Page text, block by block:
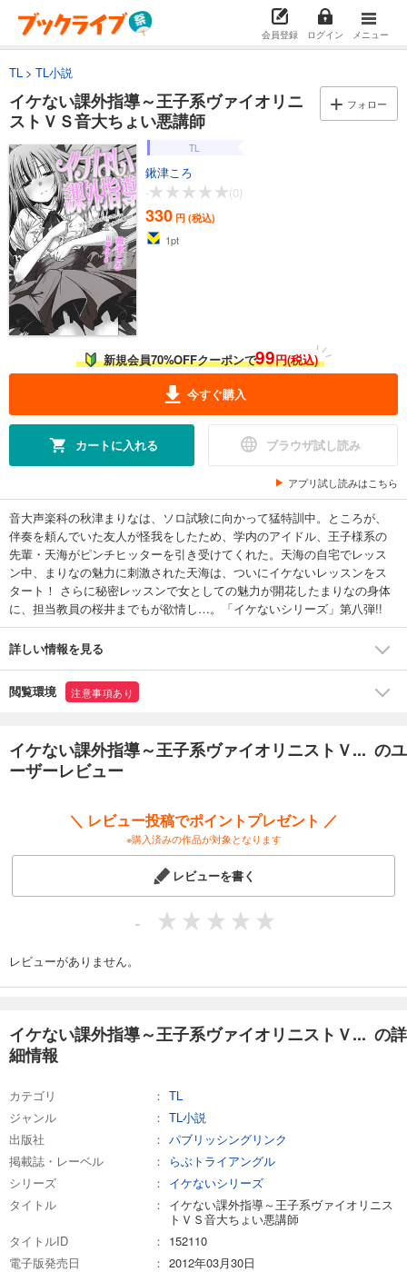
会員登録 ログイン メニュー
TL TL小説
イケない課外指導～王子系ヴァイオリニ
ストＶＳ音大ちょい悪講師
フォロー
TL
鍬津ころ
-
(0)
330 円 (税込)
1pt
新規会員70%OFFクーポンで99円(税込)
今すぐ購入
カートに入れる ブラウザ試し読み
アプリ試し読みはこちら
音大声楽科の秋津まりなは、ソロ試験に向かって猛特訓中。ところが、
伴奏を頼んでいた友人が怪我をしたため、学内のアイドル、王子様系の
先輩・天海がピンチヒッターを引き受けてくれた。天海の自宅でレッス
ン中、まりなの魅力に刺激された天海は、ついにイケないレッスンをス
タート！ さらに秘密レッスンで女としての魅力が開花したまりなの身体
に、担当教員の桜井までもが欲情し…。「イケないシリーズ」第八弾!!
詳しい情報を見る
閲覧環境 注意事項あり
イケない課外指導～王子系ヴァイオリニストＶ... のユ
ーザーレビュー
＼ レビュー投稿でポイントプレゼント ／
※購入済みの作品が対象となります
レビューを書く
-
レビューがありません。
イケない課外指導～王子系ヴァイオリニストＶ... の詳
細情報
カテゴリ
TL
ジャンル
TL小説
出版社
パブリッシングリンク
掲載誌・レーベル
らぶトライアングル
シリーズ
イケないシリーズ
タイトル
イケない課外指導～王子系ヴァイオリニス
トＶＳ音大ちょい悪講師
タイトルID
152110
電子版発売日
2012年03月30日